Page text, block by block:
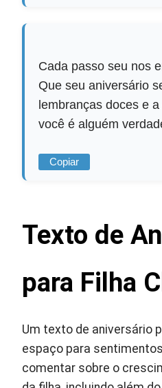
Cada passo seu nos
Que seu aniversário
lembranças doces e
você é alguém
Copiar
Texto de
para Filha
Um texto de aniversário
espaço para
comentar sobre o